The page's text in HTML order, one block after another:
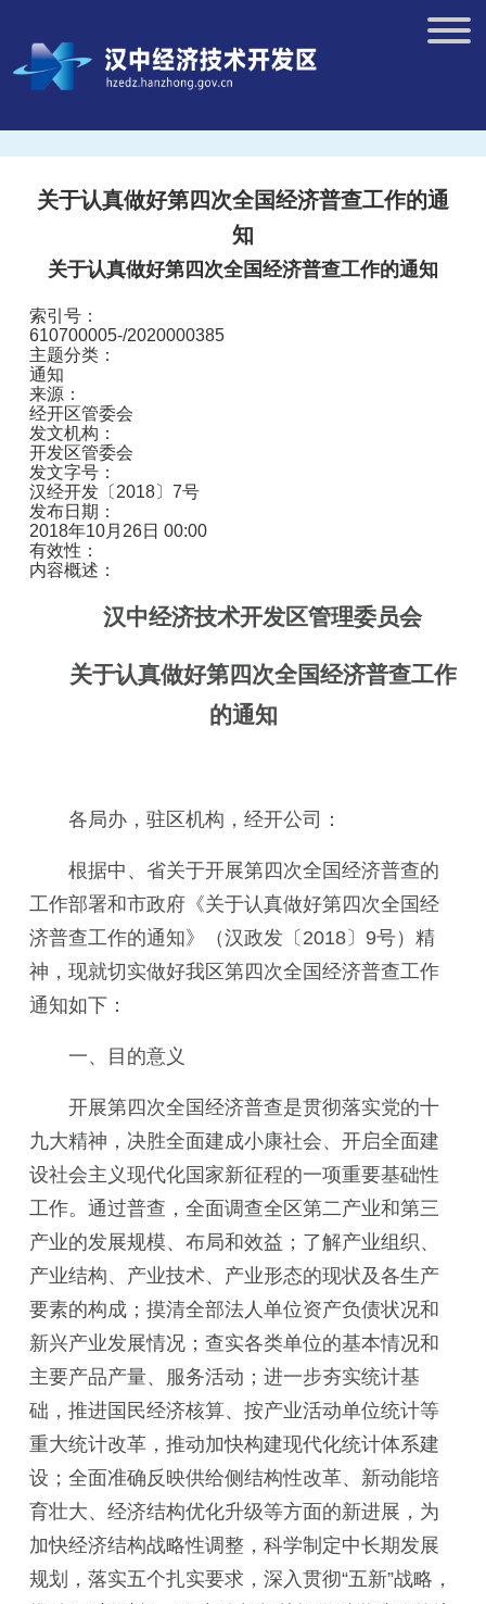
关于认真做好第四次全国经济普查工作的通
知
关于认真做好第四次全国经济普查工作的通知
索引号：
610700005-/2020000385
主题分类：
通知
来源：
经开区管委会
发文机构：
开发区管委会
发文字号：
汉经开发〔2018〕7号
发布日期：
2018年10月26日 00:00
有效性：
内容概述：
汉中经济技术开发区管理委员会
关于认真做好第四次全国经济普查工作
的通知
各局办，驻区机构，经开公司：
根据中、省关于开展第四次全国经济普查的
工作部署和市政府《关于认真做好第四次全国经
济普查工作的通知》（汉政发〔2018〕9号）精
神，现就切实做好我区第四次全国经济普查工作
通知如下：
一、目的意义
开展第四次全国经济普查是贯彻落实党的十
九大精神，决胜全面建成小康社会、开启全面建
设社会主义现代化国家新征程的一项重要基础性
工作。通过普查，全面调查全区第二产业和第三
产业的发展规模、布局和效益；了解产业组织、
产业结构、产业技术、产业形态的现状及各生产
要素的构成；摸清全部法人单位资产负债状况和
新兴产业发展情况；查实各类单位的基本情况和
主要产品产量、服务活动；进一步夯实统计基
础，推进国民经济核算、按产业活动单位统计等
重大统计改革，推动加快构建现代化统计体系建
设；全面准确反映供给侧结构性改革、新动能培
育壮大、经济结构优化升级等方面的新进展，为
加快经济结构战略性调整，科学制定中长期发展
规划，落实五个扎实要求，深入贯彻“五新”战略，